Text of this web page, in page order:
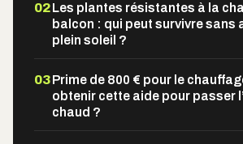
02 Les plantes résistantes à la
balcon : qui peut survivre sans
plein soleil ?
03 Prime de 800 € pour le
obtenir cette aide pour passer
chaud ?